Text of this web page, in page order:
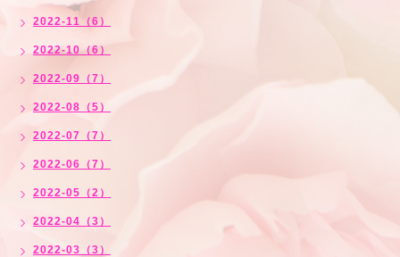
2022-11（6）
2022-10（6）
2022-09（7）
2022-08（5）
2022-07（7）
2022-06（7）
2022-05（2）
2022-04（3）
2022-03（3）